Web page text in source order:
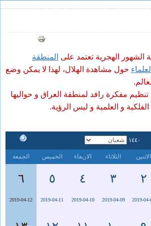
الشهور الهجرية تعتمد على المنطقة
حول مشاهدة الهلال، لهذا لا يمكن وضع
تنظيم مفكرة رافد لمنطقة العراق و حواليها
الفلكية و العلمية و ليس الرؤية.
١٤٤٠
الاثنين الثلاثاء الاربعاء الخميس الجمعة
٢
2019-04-
٣
2019-04-09
٤
2019-04-10
٥
2019-04-11
٦
2019-04-12